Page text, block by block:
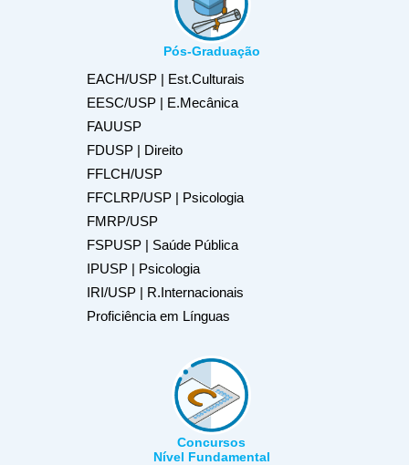
Pós-Graduação
EACH/USP | Est.Culturais
EESC/USP | E.Mecânica
FAUUSP
FDUSP | Direito
FFLCH/USP
FFCLRP/USP | Psicologia
FMRP/USP
FSPUSP | Saúde Pública
IPUSP | Psicologia
IRI/USP | R.Internacionais
Proficiência em Línguas
Concursos
Nível Fundamental